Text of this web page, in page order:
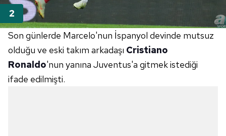
Son günlerde Marcelo'nun İspanyol devinde mutsuz
olduğu ve eski takım arkadaşı Cristiano
Ronaldo'nun yanına Juventus'a gitmek istediği
ifade edilmişti.